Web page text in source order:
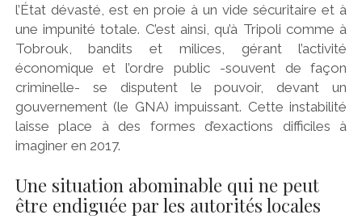
l’État dévasté, est en proie à un vide sécuritaire et à
une impunité totale. C’est ainsi, qu’à Tripoli comme à
Tobrouk, bandits et milices, gérant l’activité
économique et l’ordre public -souvent de façon
criminelle- se disputent le pouvoir, devant un
gouvernement (le GNA) impuissant. Cette instabilité
laisse place à des formes d’exactions difficiles à
imaginer en 2017.
Une situation abominable qui ne peut
être endiguée par les autorités locales